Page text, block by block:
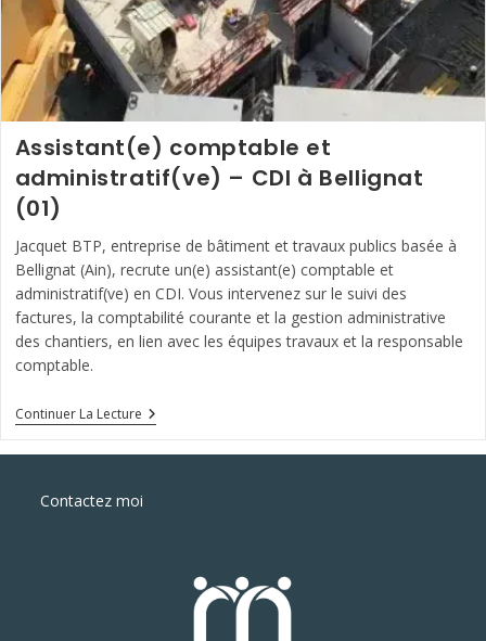
Assistant(e) comptable et
administratif(ve) – CDI à Bellignat
(01)
Jacquet BTP, entreprise de bâtiment et travaux publics basée à
Bellignat (Ain), recrute un(e) assistant(e) comptable et
administratif(ve) en CDI. Vous intervenez sur le suivi des
factures, la comptabilité courante et la gestion administrative
des chantiers, en lien avec les équipes travaux et la responsable
comptable.
Continuer La LectureAssistant(e)
Comptable
CDI
Contactez moi